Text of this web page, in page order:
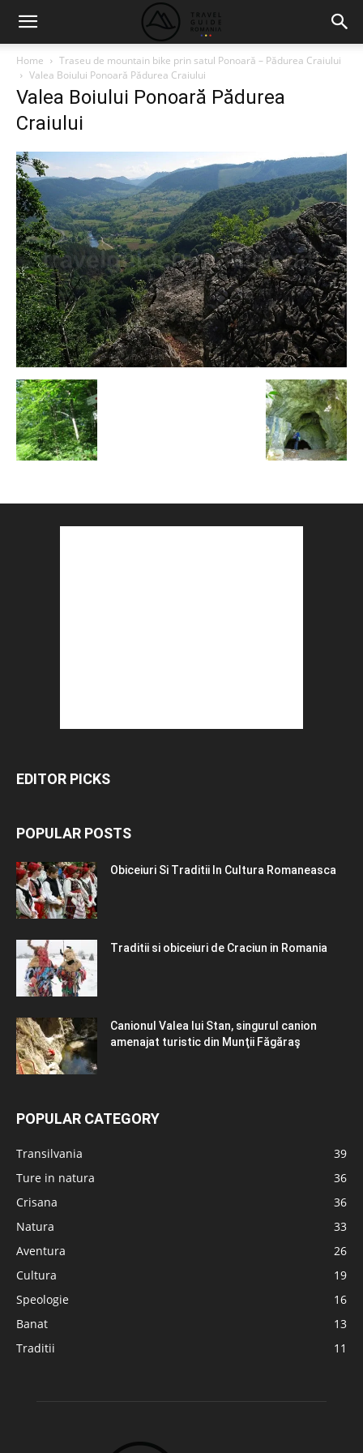
Home
Traseu de mountain bike prin satul Ponoară – Pădurea Craiului
Valea Boiului Ponoară Pădurea Craiului
Valea Boiului Ponoară Pădurea
Craiului
EDITOR PICKS
POPULAR POSTS
Obiceiuri Si Traditii In Cultura Romaneasca
Traditii si obiceiuri de Craciun in Romania
Canionul Valea lui Stan, singurul canion
amenajat turistic din Munţii Făgăraş
POPULAR CATEGORY
Transilvania
39
Ture in natura
36
Crisana
36
Natura
33
Aventura
26
Cultura
19
Speologie
16
Banat
13
Traditii
11